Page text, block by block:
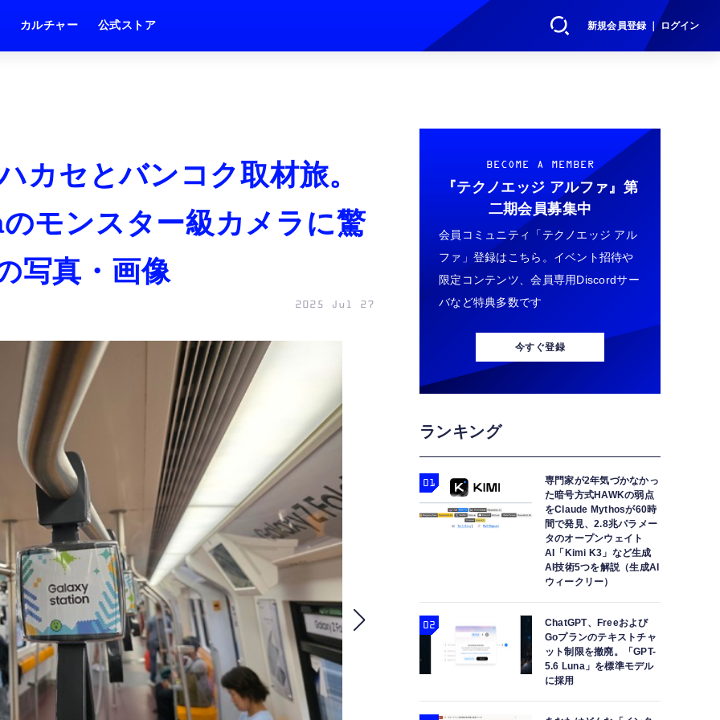
新規会員登録 ｜ ログイン
カルチャー 公式ストア
カセとバンコク取材旅。
モンスター級カメラに驚
写真・画像
2025 Jul 27
BECOME A MEMBER
『テクノエッジ アルファ』 第
二期会員募集中
会員コミュニティ「テクノエッジ アル
ファ」登録はこちら。イベント招待や
限定コンテンツ、会員専用Discordサー
バなど特典多数です
今すぐ登録
ランキング
専門家が2年気づかなかっ
た暗号方式HAWKの弱点
をClaude Mythosが60時
間で発見、2.8兆パラメー
タのオープンウェイト
AI「Kimi K3」など生成
AI技術5つを解説（生成AI
ウィークリー）
ChatGPT、Freeおよび
Goプランのテキストチャ
ット制限を撤廃。「GPT-
5.6 Luna」を標準モデル
に採用